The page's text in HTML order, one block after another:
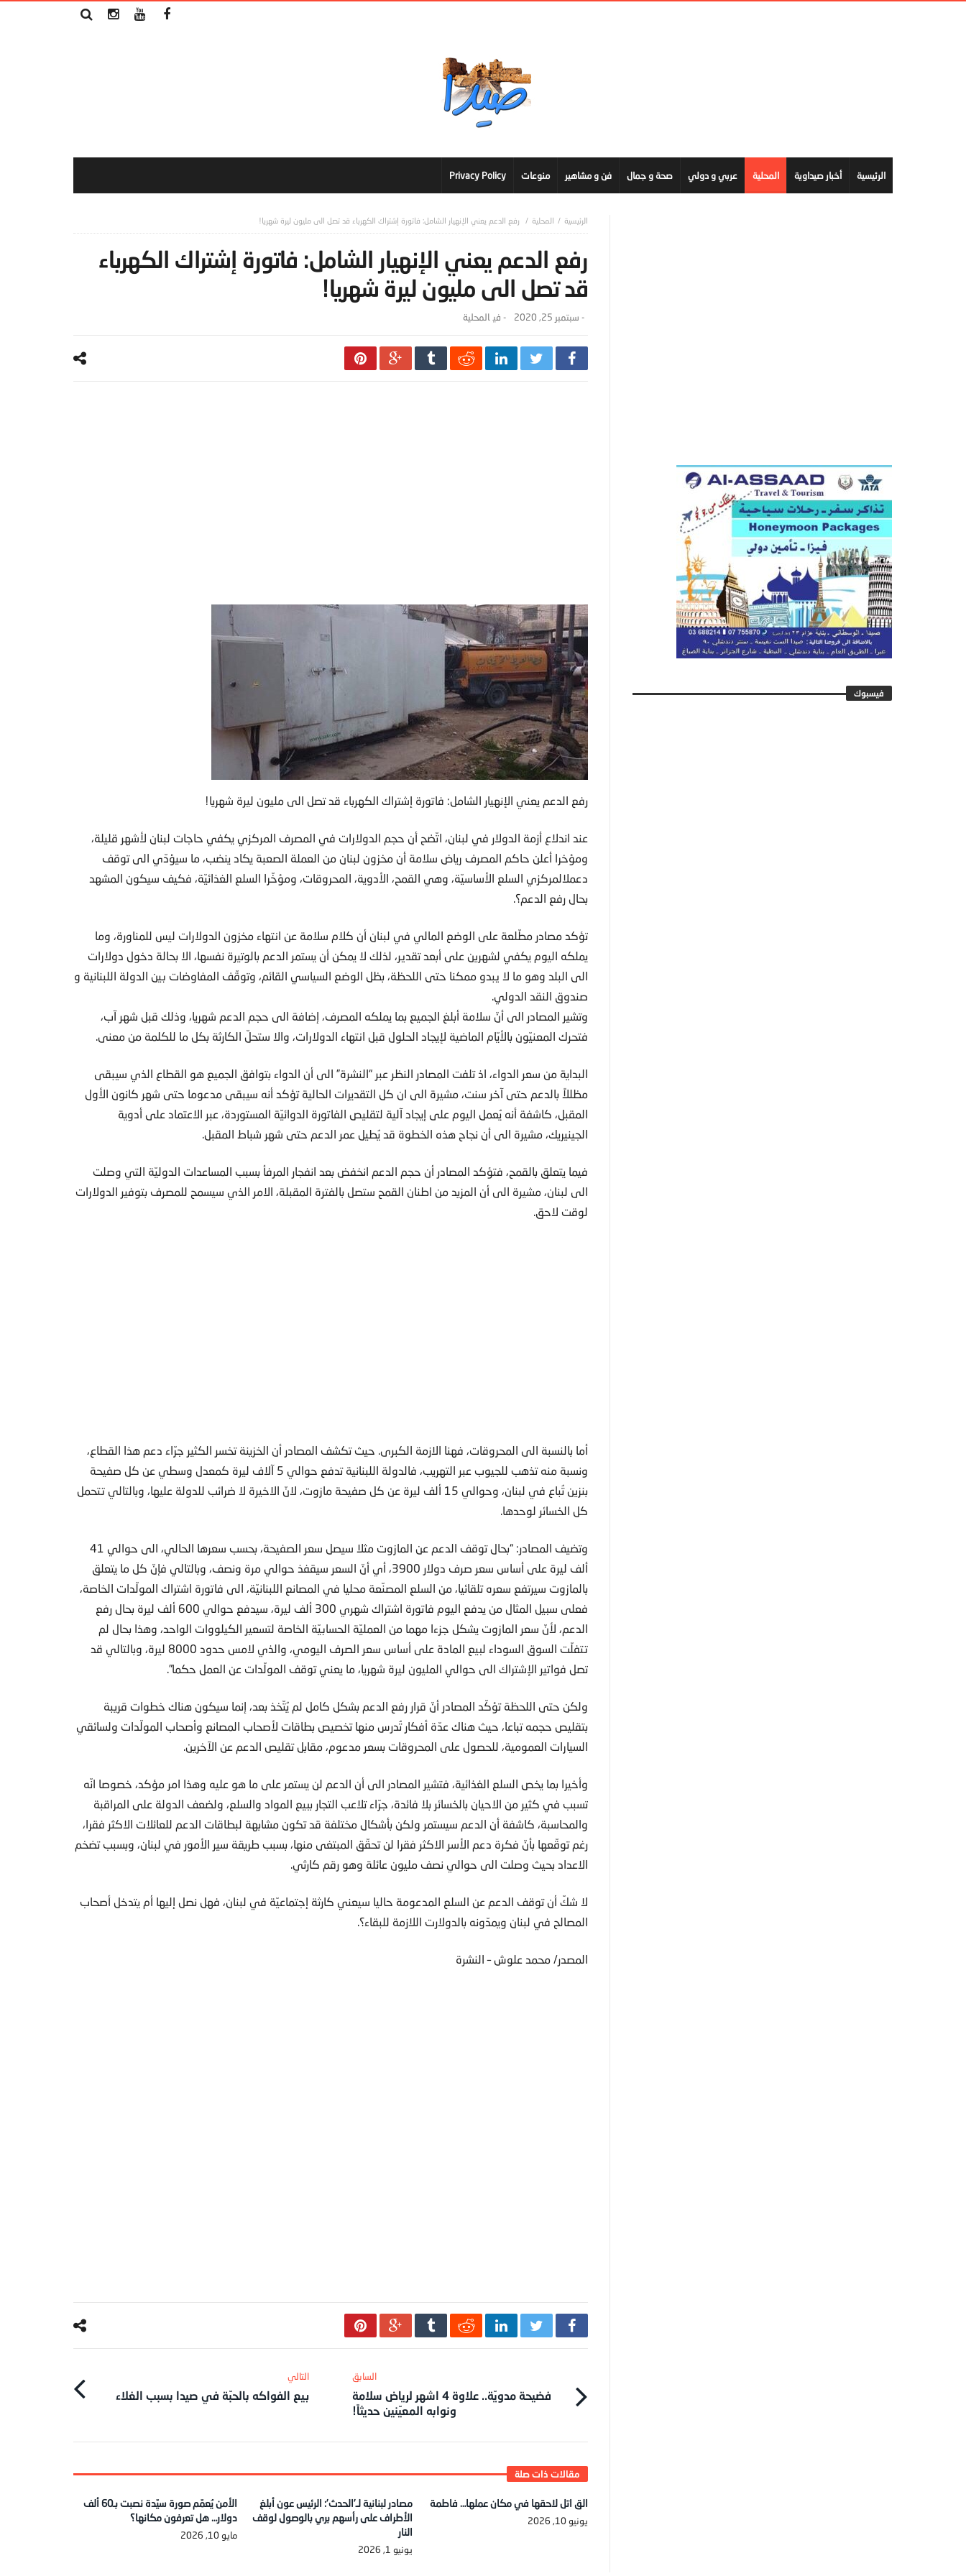
الرئيسية أخبار صيداوية المحلية عربي و دولي صحة و جمال فن و مشاهير منوعات Privacy Policy
المحلية رفع الدعم يعني الإنهيار الشامل: فاتورة إشتراك الكهرباء قد تصل الى مليون ليرة شهريا!
رفع الدعم يعني الإنهيار الشامل: فاتورة إشتراك الكهرباء
قد تصل الى مليون ليرة شهريا!
- سبتمبر 25, 2020 - ‎في المحلية
رفع الدعم يعني الإنهيار الشامل: فاتورة إشتراك الكهرباء قد تصل الى مليون ليرة شهريا!
عند اندلاع أزمة الدولار في ​لبنان​، اتّضح أن حجم الدولارات في ​المصرف المركزي​ يكفي حاجات لبنان لأشهر قليلة،
ومؤخرا أعلن حاكم المصرف ​رياض سلامة​ أن مخزون لبنان من العملة الصعبة يكاد ينضب، ما سيؤدّي الى توقف
دعملالمركزي السلع الأساسيّة، وهي ​القمح​، ​الأدوية​، ​المحروقات​، ومؤخّرا السلع الغذائيّة، فكيف سيكون المشهد
بحال رفع الدعم؟.
تؤكد مصادر مطّلعة على الوضع المالي في لبنان أن كلام سلامة عن انتهاء مخزون الدولارات ليس للمناورة، وما
يملكه اليوم يكفي لشهرين على أبعد تقدير، لذلك لا يمكن أن يستمر الدعم بالوتيرة نفسها، الا بحالة دخول دولارات
الى البلد وهو ما لا يبدو ممكنا حتى اللحظة، بظل الوضع السياسي القائم، وتوقّف المفاوضات بين الدولة اللبنانية و​
صندوق النقد الدولي​.
وتشير المصادر الى أنّ سلامة أبلغ الجميع بما يملكه المصرف، إضافة الى حجم الدعم شهريا، وذلك قبل شهر آب،
فتحرك المعنيّون بالأيّام الماضية لإيجاد الحلول قبل انتهاء الدولارات، والا ستحلّ الكارثة بكل ما للكلمة من معنى.
البداية من سعر الدواء، اذ تلفت المصادر النظر عبر “النشرة” الى أن الدواء بتوافق الجميع هو القطاع الذي سيبقى
مظللاً بالدعم حتى آخر سنت، مشيرة الى ان كل التقديرات الحالية تؤكد أنه سيبقى مدعوما حتى شهر كانون الأول
المقبل، كاشفة أنه يُعمل اليوم على إيجاد آلية لتقليص الفاتورة الدوائيّة المستوردة، عبر الاعتماد على أدوية
الجينيريك، مشيرة الى أن نجاح هذه الخطوة قد يُطيل عمر الدعم حتى شهر شباط المقبل.
فيما يتعلق بالقمح، فتؤكد المصادر أن حجم الدعم انخفض بعد انفجار المرفأ بسبب المساعدات الدوليّة التي وصلت
الى لبنان، مشيرة الى أن المزيد من اطنان القمح ستصل بالفترة المقبلة، الامر الذي سيسمح للمصرف بتوفير الدولارات
لوقت لاحق.
أما بالنسبة الى المحروقات، فهنا الازمة الكبرى. حيث تكشف المصادر أن الخزينة تخسر الكثير جرّاء دعم هذا القطاع،
ونسبة منه تذهب للجيوب عبر التهريب، فالدولة اللبنانية تدفع حوالي 5 آلاف ليرة كمعدل وسطي عن كل صفيحة
بنزين تُباع في لبنان، وحوالي 15 ألف ليرة عن كل صفيحة مازوت، لانّ الاخيرة لا ضرائب للدولة عليها، وبالتالي تتحمل
كل الخسائر لوحدها.
وتضيف المصادر: “بحال توقف الدعم عن ​المازوت​ مثلا سيصل سعر الصفيحة، بحسب سعرها الحالي، الى حوالي 41
ألف ليرة على أساس سعر صرف دولار 3900، أي أنّ السعر سيقفذ حوالي مرة ونصف، وبالتالي فإنّ كل ما يتعلق
بالمازوت سيرتفع سعره تلقائيا، من السلع المصنّعة محليا في ​المصانع​ اللبنانيّة، الى فاتورة اشتراك المولّدات الخاصة،
فعلى سبيل المثال من يدفع اليوم فاتورة اشتراك شهري 300 ألف ليرة، سيدفع حوالي 600 ألف ليرة بحال رفع
الدعم، لأنّ سعر المازوت يشكل جزءا مهما من العمليّة الحسابيّة الخاصة لتسعير الكيلووات الواحد، وهذا بحال لم
تتفلّت السوق السوداء لبيع المادة على أساس سعر الصرف اليومي، والذي لامس حدود 8000 ليرة، وبالتالي قد
تصل فواتير الإشتراك الى حوالي المليون ليرة شهريا، ما يعني توقف المولّدات عن العمل حكما”.
ولكن حتى اللحظة تؤكّد المصادر أنّ قرار رفع الدعم بشكل كامل لم يُتّخذ بعد، إنما سيكون هناك خطوات قريبة
بتقليص حجمه تباعا، حيث هناك عدّة أفكار تُدرس منها تخصيص بطاقات لأصحاب المصانع وأصحاب المولّدات ولسائقي ​
السيارات العمومية​، للحصول على المحروقات بسعر مدعوم، مقابل تقليص الدعم عن الآخرين.
وأخيرا بما يخص السلع الغذائية، فتشير المصادر الى أن الدعم لن يستمر على ما هو عليه وهذا امر مؤكد، خصوصا انّه
تسبب في كثير من الاحيان بالخسائر بلا فائدة، جرّاء تلاعب التجار ببيع المواد والسلع، ولضعف الدولة على المراقبة
والمحاسبة، كاشفة أن الدعم سيستمر ولكن بأشكال مختلفة قد تكون مشابهة لبطاقات الدعم للعائلات الاكثر فقرا،
رغم توقّعها بأنّ فكرة دعم الأسر الاكثر فقرا لن تحقّق المبتغى منها، بسبب طريقة سير الأمور في لبنان، وبسبب تضخم
الاعداد بحيث وصلت الى حوالي نصف مليون عائلة وهو رقم كارثي.
لا شكّ أن توقف الدعم عن السلع المدعومة حاليا سيعني كارثة إجتماعيّة في لبنان، فهل نصل إليها أم يتدخل أصحاب
المصالح في لبنان ويمدّونه بالدولارت اللازمة للبقاء؟.
المصدر/ محمد علوش – النشرة
فضيحة مدويّة.. علاوة 4 اشهر لرياض سلامة
ونوابه المعيّنين حديثاً!
بيع الفواكه بالحبّة في صيدا بسبب الغلاء
الق اتل لاحقها في مكان عملها… فاطمة
يونيو 10, 2026
مصادر لبنانية لـ’الحدث’: الرئيس عون أبلغ
الأطراف على رأسهم بري بالوصول لوقف
النار
يونيو 1, 2026
الأمن يُعمّم صورة سيّدة نصبت بـ60 ألف
دولار… هل تعرفون مكانها؟
مايو 10, 2026
فيسبوك